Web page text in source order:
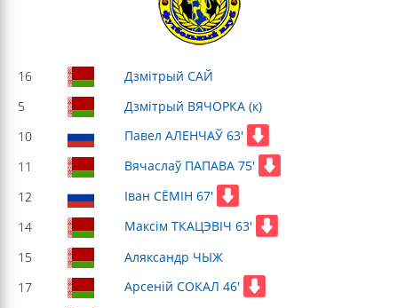
16
Дзмітрый САЙ
5
Дзмітрый ВЯЧОРКА (к)
10
Павел АЛЕНЧАЎ 63'
11
Вячаслаў ПАПАВА 75'
12
Іван СЁМІН 67'
14
Максім ТКАЦЭВІЧ 63'
15
Аляксандр ЧЫЖ
17
Арсеній СОКАЛ 46'